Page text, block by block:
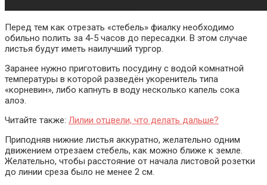
Перед тем как отрезать «стебель» фиалку необходимо
обильно полить за 4-5 часов до пересадки. В этом случае
листья будут иметь наилучший тургор.
Заранее нужно приготовить посудину с водой комнатной
температуры в которой разведён укоренитель типа
«корневин», либо капнуть в воду несколько капель сока
алоэ.
Читайте также: Лилии отцвели, что делать дальше?
Приподняв нижние листья аккуратно, желательно одним
движением отрезаем стебель, как можно ближе к земле.
Желательно, чтобы расстояние от начала листовой розетки
до линии среза было не менее 2 см.